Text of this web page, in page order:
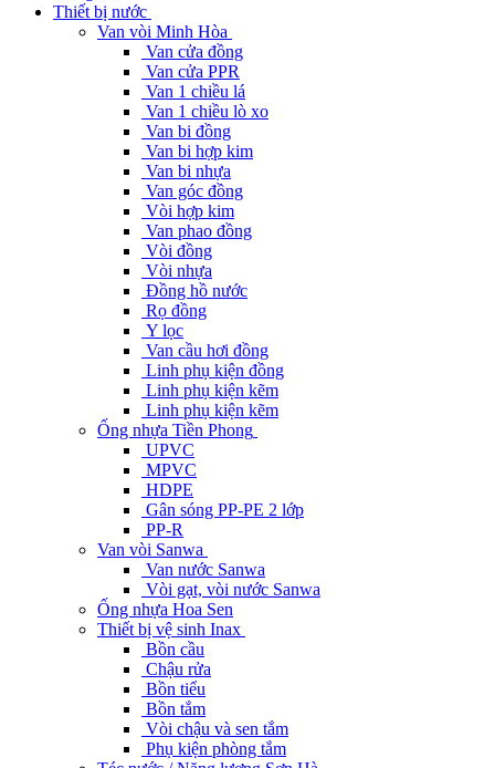
Thiết bị nước
Van vòi Minh Hòa
Van cửa đồng
Van cửa PPR
Van 1 chiều lá
Van 1 chiều lò xo
Van bi đồng
Van bi hợp kim
Van bi nhựa
Van góc đồng
Vòi hợp kim
Van phao đồng
Vòi đồng
Vòi nhựa
Đồng hồ nước
Rọ đồng
Y lọc
Van cầu hơi đồng
Linh phụ kiện đồng
Linh phụ kiện kẽm
Linh phụ kiện kẽm
Ống nhựa Tiền Phong
UPVC
MPVC
HDPE
Gân sóng PP-PE 2 lớp
PP-R
Van vòi Sanwa
Van nước Sanwa
Vòi gạt, vòi nước Sanwa
Ống nhựa Hoa Sen
Thiết bị vệ sinh Inax
Bồn cầu
Chậu rửa
Bồn tiểu
Bồn tắm
Vòi chậu và sen tắm
Phụ kiện phòng tắm